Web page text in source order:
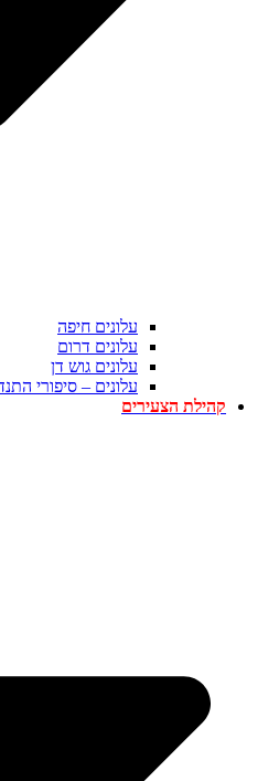
עלונים חיפה
עלונים דרום
עלונים גוש דן
עלונים – סיפורי
קהילת הצעירים